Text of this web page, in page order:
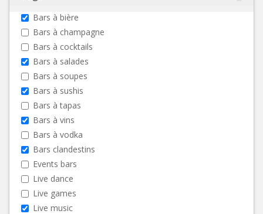
Bars à bière
Bars à champagne
Bars à cocktails
Bars à salades
Bars à soupes
Bars à sushis
Bars à tapas
Bars à vins
Bars à vodka
Bars clandestins
Events bars
Live dance
Live games
Live music